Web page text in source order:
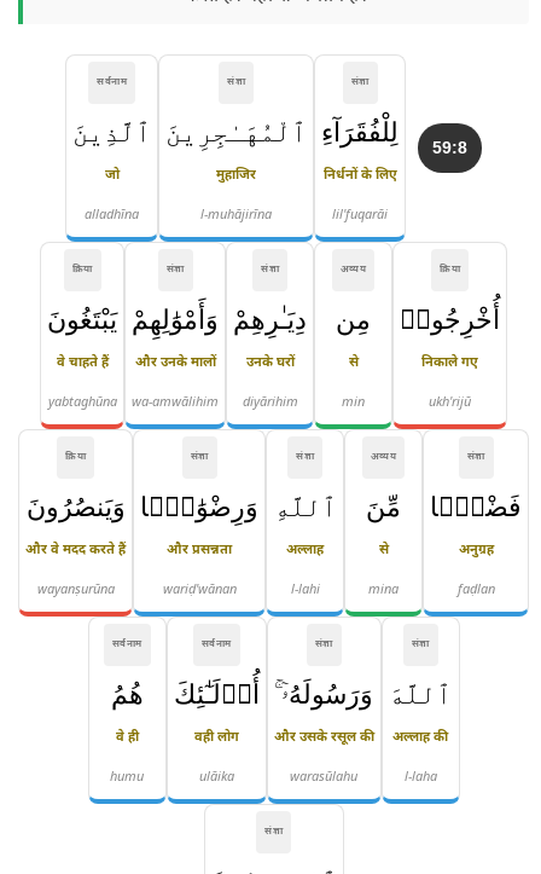
59:8
संज्ञा
لِلْفُقَرَآءِ
निर्धनों के लिए
lil'fuqarāi
संज्ञा
ٱلْمُهَـٰجِرِينَ
मुहाजिर
l-muhājirīna
सर्वनाम
ٱلَّذِينَ
जो
alladhīna
क्रिया
أُخْرِجُوا۟
निकाले गए
ukh'rijū
अव्यय
مِن
से
min
संज्ञा
دِيَـٰرِهِمْ
उनके घरों
diyārihim
संज्ञा
وَأَمْوَٰلِهِمْ
और उनके मालों
wa-amwālihim
क्रिया
يَبْتَغُونَ
वे चाहते हैं
yabtaghūna
संज्ञा
فَضْلًۭا
अनुग्रह
faḍlan
अव्यय
مِّنَ
से
mina
संज्ञा
ٱللَّهِ
अल्लाह
l-lahi
संज्ञा
وَرِضْوَٰنًۭا
और प्रसन्नता
wariḍ'wānan
क्रिया
وَيَنصُرُونَ
और वे मदद करते हैं
wayanṣurūna
संज्ञा
ٱللَّهَ
अल्लाह की
l-laha
संज्ञा
وَرَسُولَهُۥٓ ۚ
और उसके रसूल की
warasūlahu
सर्वनाम
أُو۟لَـٰٓئِكَ
वही लोग
ulāika
सर्वनाम
هُمُ
वे ही
humu
संज्ञा